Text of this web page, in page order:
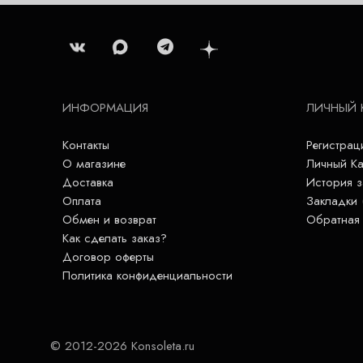
ИНФОРМАЦИЯ
Контакты
О магазине
Доставка
Оплата
Обмен и возврат
Как сделать заказ?
Договор оферты
Политика конфиденциальности
ЛИЧНЫЙ
Личный
История
Закладки
Обратная
© 2012-2026 Konsoleta.ru